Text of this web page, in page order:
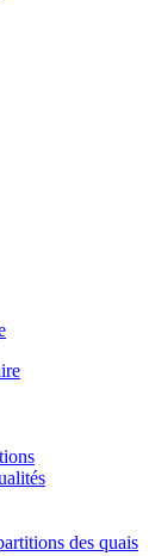
des quais